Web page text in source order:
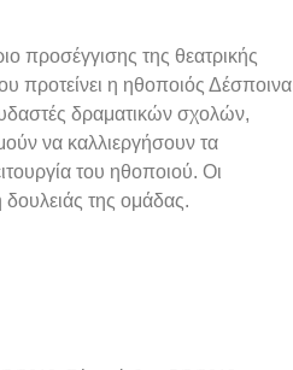
προσέγγισης της θεατρικής
προτείνει η ηθοποιός Δέσποινα
δραματικών σχολών,
να καλλιεργήσουν τα
του ηθοποιού. Οι
της ομάδας.